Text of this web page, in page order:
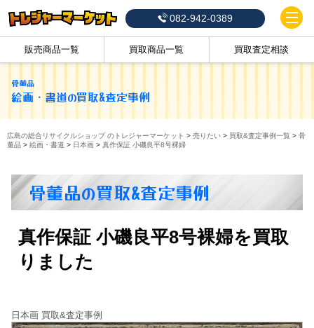
082-942-0389
販売商品一覧 買取商品一覧 買取査定相談
骨董品
絵画・書道の買取&査定事例
広島の総合リサイクルショップ のトレジャーマーケット > 売りたい> 買取&査定事例一覧 > 骨
董品> 絵画・書道 > 日本画 > 真作保証 小磯良平8号裸婦
骨董品の買取&査定事例
真作保証 小磯良平8号裸婦を買取
りました
日本画 買取&査定事例